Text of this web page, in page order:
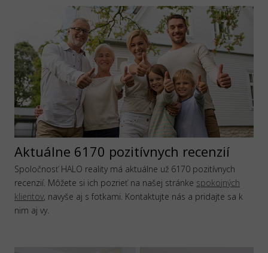
Aktuálne 6170 pozitívnych recenzií
Spoločnosť HALO reality má aktuálne už 6170 pozitívnych
recenzií. Môžete si ich pozrieť na našej stránke spokojných
klientov, navyše aj s fotkami. Kontaktujte nás a pridajte sa k
nim aj vy.